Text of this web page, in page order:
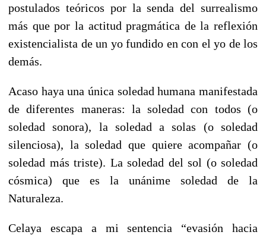
postulados teóricos por la senda del surrealismo
más que por la actitud pragmática de la reflexión
existencialista de un yo fundido en con el yo de los
demás.
Acaso haya una única soledad humana manifestada
de diferentes maneras: la soledad con todos (o
soledad sonora), la soledad a solas (o soledad
silenciosa), la soledad que quiere acompañar (o
soledad más triste). La soledad del sol (o soledad
cósmica) que es la unánime soledad de la
Naturaleza.
Celaya escapa a mi sentencia “evasión hacia